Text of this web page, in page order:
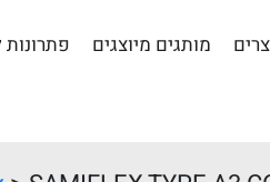
מותגים מיוצגים